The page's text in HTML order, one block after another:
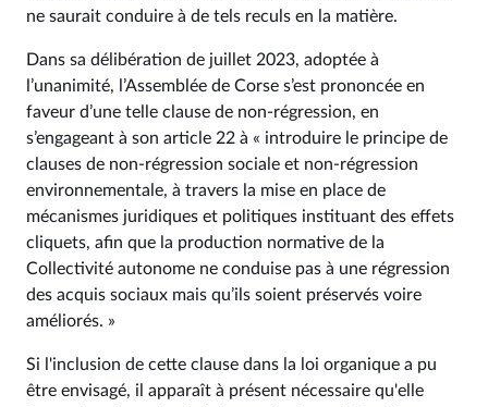
ne saurait conduire à de tels reculs en la matière.
Dans sa délibération de juillet 2023, adoptée à
l’unanimité, l’Assemblée de Corse s’est prononcée en
faveur d’une telle clause de non-régression, en
s’engageant à son article 22 à « introduire le principe de
clauses de non-régression sociale et non-régression
environnementale, à travers la mise en place de
mécanismes juridiques et politiques instituant des effets
cliquets, afin que la production normative de la
Collectivité autonome ne conduise pas à une régression
des acquis sociaux mais qu’ils soient préservés voire
améliorés. »
Si l'inclusion de cette clause dans la loi organique a pu
être envisagé, il apparaît à présent nécessaire qu'elle